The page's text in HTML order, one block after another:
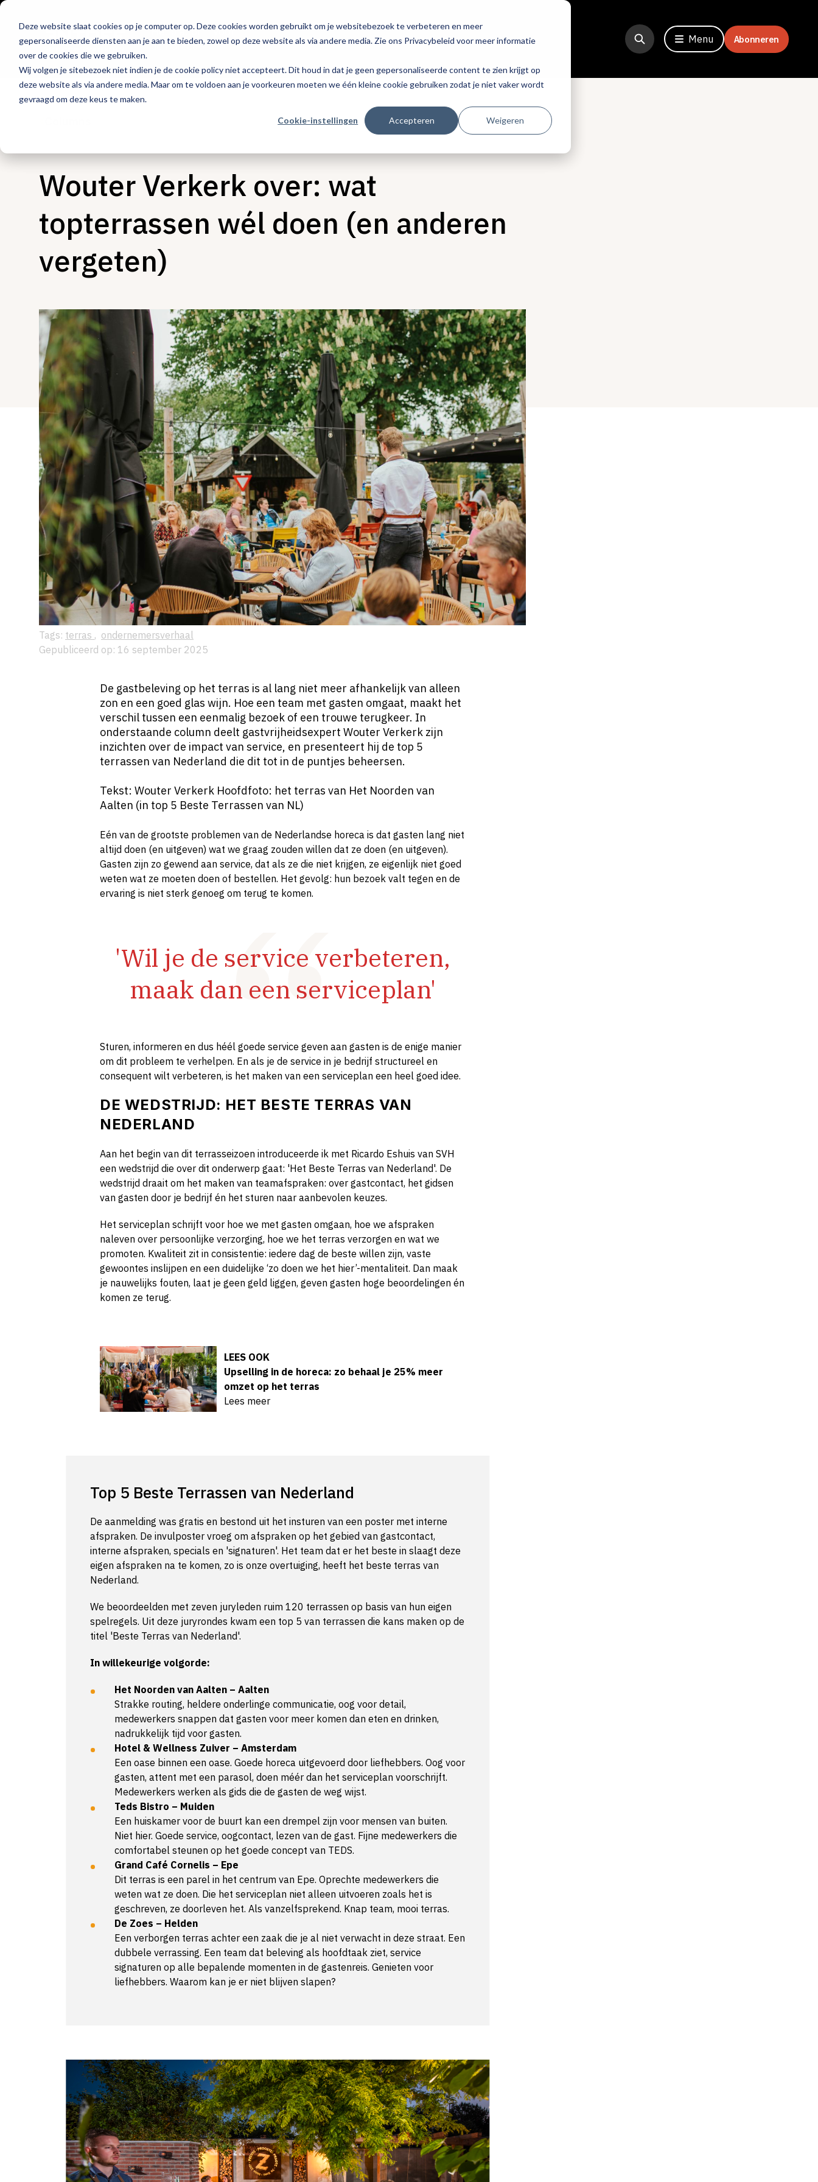
Deze website slaat cookies op je computer op. Deze cookies worden gebruikt om je websitebezoek te verbeteren en meer
gepersonaliseerde diensten aan je aan te bieden, zowel op deze website als via andere media. Zie ons Privacybeleid voor meer informatie
over de cookies die we gebruiken.
Wij volgen je sitebezoek niet indien je de cookie policy niet accepteert. Dit houd in dat je geen gepersonaliseerde content te zien krijgt op
deze website als via andere media. Maar om te voldoen aan je voorkeuren moeten we één kleine cookie gebruiken zodat je niet vaker wordt
gevraagd om deze keus te maken.
Cookie-instellingen Accepteren Weigeren
Hét platform voor
de horeca
Menu Abonneren
Wouter Verkerk over: wat
topterrassen wél doen (en anderen
vergeten)
Tags: terras , ondernemersverhaal
Gepubliceerd op: 16 september 2025
De gastbeleving op het terras is al lang niet meer afhankelijk van alleen
zon en een goed glas wijn. Hoe een team met gasten omgaat, maakt het
verschil tussen een eenmalig bezoek of een trouwe terugkeer. In
onderstaande column deelt gastvrijheidsexpert Wouter Verkerk zijn
inzichten over de impact van service, en presenteert hij de top 5
terrassen van Nederland die dit tot in de puntjes beheersen.
Tekst: Wouter Verkerk Hoofdfoto: het terras van Het Noorden van
Aalten (in top 5 Beste Terrassen van NL)
Eén van de grootste problemen van de Nederlandse horeca is dat gasten lang niet
altijd doen (en uitgeven) wat we graag zouden willen dat ze doen (en uitgeven).
Gasten zijn zo gewend aan service, dat als ze die niet krijgen, ze eigenlijk niet goed
weten wat ze moeten doen of bestellen. Het gevolg: hun bezoek valt tegen en de
ervaring is niet sterk genoeg om terug te komen.
'Wil je de service verbeteren,
maak dan een serviceplan'
Sturen, informeren en dus héél goede service geven aan gasten is de enige manier
om dit probleem te verhelpen. En als je de service in je bedrijf structureel en
consequent wilt verbeteren, is het maken van een serviceplan een heel goed idee.
DE WEDSTRIJD: HET BESTE TERRAS VAN
NEDERLAND
Aan het begin van dit terrasseizoen introduceerde ik met Ricardo Eshuis van SVH
een wedstrijd die over dit onderwerp gaat: 'Het Beste Terras van Nederland'. De
wedstrijd draait om het maken van teamafspraken: over gastcontact, het gidsen
van gasten door je bedrijf én het sturen naar aanbevolen keuzes.
Het serviceplan schrijft voor hoe we met gasten omgaan, hoe we afspraken
naleven over persoonlijke verzorging, hoe we het terras verzorgen en wat we
promoten. Kwaliteit zit in consistentie: iedere dag de beste willen zijn, vaste
gewoontes inslijpen en een duidelijke ‘zo doen we het hier’-mentaliteit. Dan maak
je nauwelijks fouten, laat je geen geld liggen, geven gasten hoge beoordelingen én
komen ze terug.
LEES OOK
Upselling in de horeca: zo behaal je 25% meer
omzet op het terras
Lees meer
Top 5 Beste Terrassen van Nederland
De aanmelding was gratis en bestond uit het insturen van een poster met interne
afspraken. De invulposter vroeg om afspraken op het gebied van gastcontact,
interne afspraken, specials en 'signaturen'. Het team dat er het beste in slaagt deze
eigen afspraken na te komen, zo is onze overtuiging, heeft het beste terras van
Nederland.
We beoordeelden met zeven juryleden ruim 120 terrassen op basis van hun eigen
spelregels. Uit deze juryrondes kwam een top 5 van terrassen die kans maken op de
titel 'Beste Terras van Nederland'.
In willekeurige volgorde:
Het Noorden van Aalten – Aalten
Strakke routing, heldere onderlinge communicatie, oog voor detail,
medewerkers snappen dat gasten voor meer komen dan eten en drinken,
nadrukkelijk tijd voor gasten.
Hotel & Wellness Zuiver – Amsterdam
Een oase binnen een oase. Goede horeca uitgevoerd door liefhebbers. Oog voor
gasten, attent met een parasol, doen méér dan het serviceplan voorschrijft.
Medewerkers werken als gids die de gasten de weg wijst.
Teds Bistro – Muiden
Een huiskamer voor de buurt kan een drempel zijn voor mensen van buiten.
Niet hier. Goede service, oogcontact, lezen van de gast. Fijne medewerkers die
comfortabel steunen op het goede concept van TEDS.
Grand Café Cornelis – Epe
Dit terras is een parel in het centrum van Epe. Oprechte medewerkers die
weten wat ze doen. Die het serviceplan niet alleen uitvoeren zoals het is
geschreven, ze doorleven het. Als vanzelfsprekend. Knap team, mooi terras.
De Zoes – Helden
Een verborgen terras achter een zaak die je al niet verwacht in deze straat. Een
dubbele verrassing. Een team dat beleving als hoofdtaak ziet, service
signaturen op alle bepalende momenten in de gastenreis. Genieten voor
liefhebbers. Waarom kan je er niet blijven slapen?